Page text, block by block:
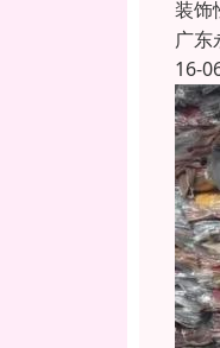
装饰
广东
16-